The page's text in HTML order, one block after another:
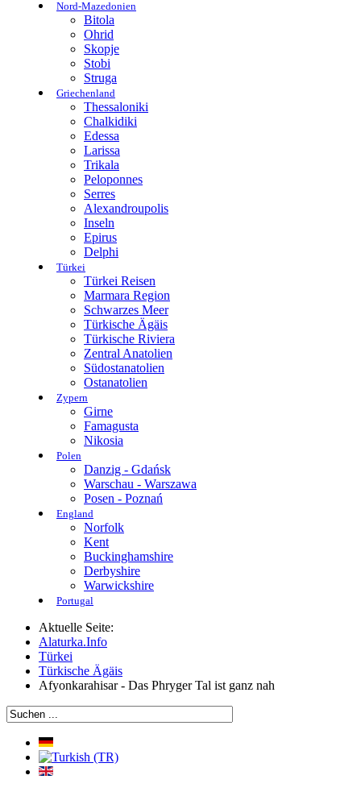
Nord-Mazedonien
Bitola
Ohrid
Skopje
Stobi
Struga
Griechenland
Thessaloniki
Chalkidiki
Edessa
Larissa
Trikala
Peloponnes
Serres
Alexandroupolis
Inseln
Epirus
Delphi
Türkei
Türkei Reisen
Marmara Region
Schwarzes Meer
Türkische Ägäis
Türkische Riviera
Zentral Anatolien
Südostanatolien
Ostanatolien
Zypern
Girne
Famagusta
Nikosia
Polen
Danzig - Gdańsk
Warschau - Warszawa
Posen - Poznań
England
Norfolk
Kent
Buckinghamshire
Derbyshire
Warwickshire
Portugal
Aktuelle Seite:
Alaturka.Info
Türkei
Türkische Ägäis
Afyonkarahisar - Das Phryger Tal ist ganz nah